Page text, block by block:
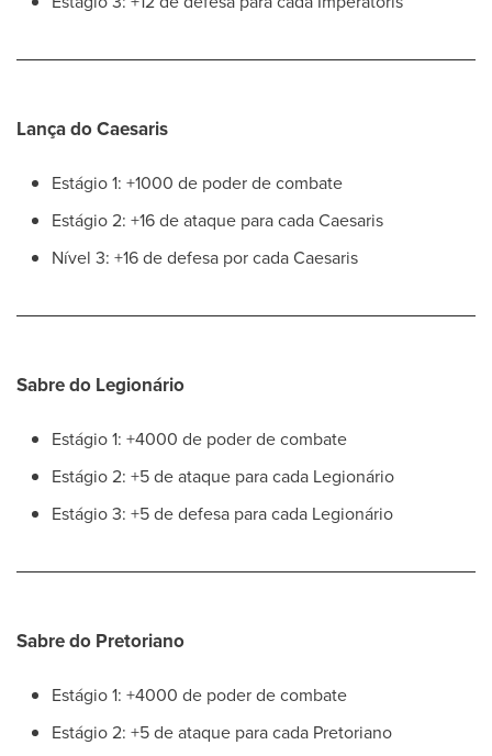
Lança do Caesaris
Estágio 1: +1000 de poder de combate
Estágio 2: +16 de ataque para cada Caesaris
Nível 3: +16 de defesa por cada Caesaris
Sabre do Legionário
Estágio 1: +4000 de poder de combate
Estágio 2: +5 de ataque para cada Legionário
Estágio 3: +5 de defesa para cada Legionário
Sabre do Pretoriano
Estágio 1: +4000 de poder de combate
Estágio 2: +5 de ataque para cada Pretoriano